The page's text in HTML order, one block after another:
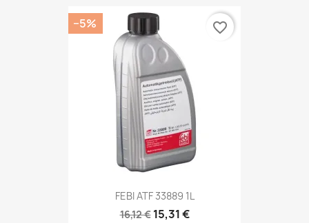
FEBI ATF 33889 1L
16,12 € 15,31 €
−5% favorite_border